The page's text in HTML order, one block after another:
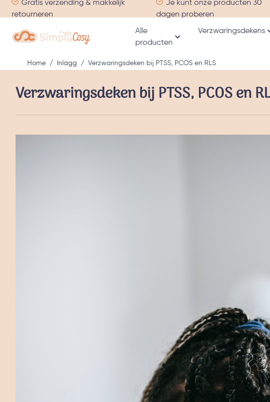
Ga naar de inhoud
Gratis verzending & makkelijk
retourneren
Je kunt onze producten 30
dagen proberen
Alle
producten
Toon submenu voor Alle
Verzwaringsdekens
Home / Inlägg / Verzwaringsdeken bij PTSS, PCOS en RLS
Verzwaringsdeken bij PTSS, PCOS en